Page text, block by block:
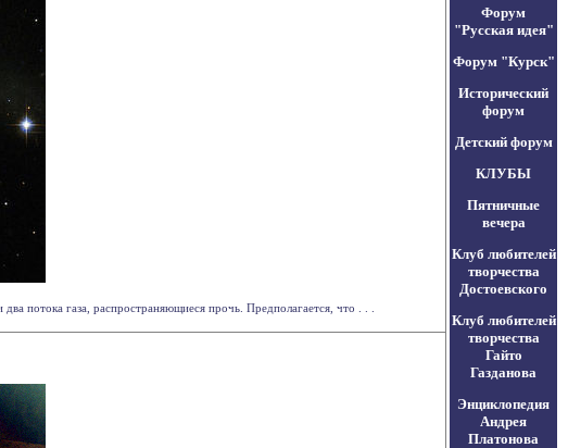
потока газа, распространяющиеся прочь. Предполагается, что . . .
Форум
"Русская идея"
Форум "Курск"
Исторический
форум
Детский форум
КЛУБЫ
Пятничные
вечера
Клуб любителей
творчества
Достоевского
Клуб любителей
творчества
Гайто
Газданова
Энциклопедия
Андрея
Платонова